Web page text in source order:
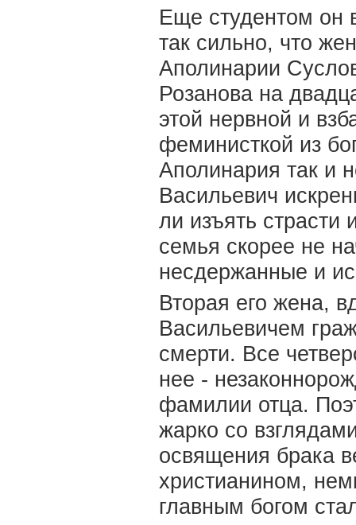
Еще студентом он
так сильно, что
Аполинарии
Розанова на
этой нервной и
феминисткой из
Аполинария так и
Васильевич
ли изъять
семья скорее не
несдержанные и
Вторая его жена,
Васильевичем
смерти. Все
нее -
фамилии отца.
жарко со
освящения брака
христианином,
главным богом